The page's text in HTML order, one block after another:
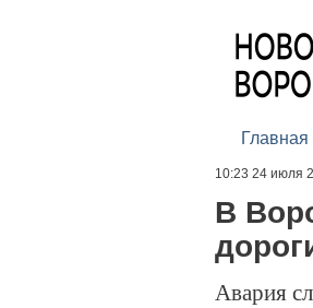
Главная
10:23 24 июля
В
Авария